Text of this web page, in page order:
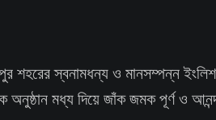
শহরের স্বনামধন্য ও মানসম্পন্ন ইংলিশ
মধ্য দিয়ে জাঁক জমক পূর্ণ ও